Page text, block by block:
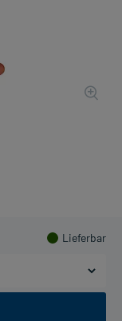
Lieferbar